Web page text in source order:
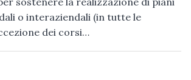
o interaziendali (in tutte le
dei corsi…